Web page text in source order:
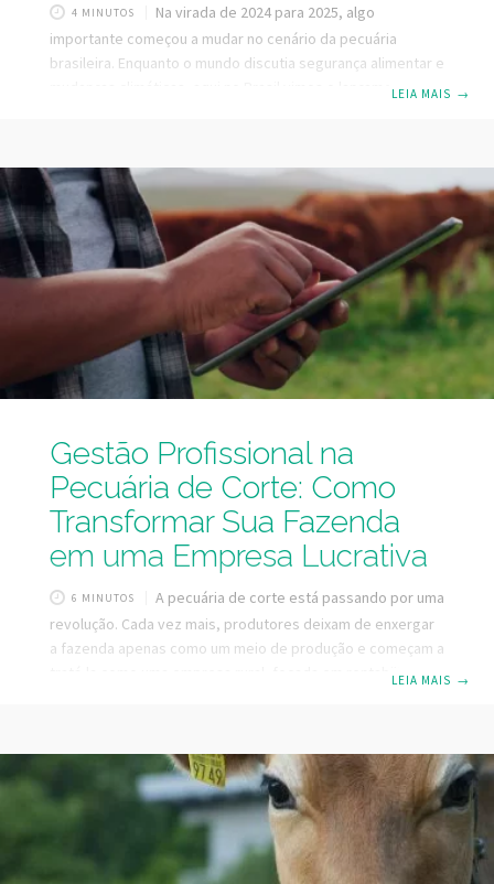
4 MINUTOS
Na virada de 2024 para 2025, algo
importante começou a mudar no cenário da pecuária
brasileira. Enquanto o mundo discutia segurança alimentar e
mudanças climáticas, aqui no Brasil vimos o lançamento de
como o Prof Jank, do Insper, apontaram: estamos entrando
na década da pecuária brasileira. Mais recentemente,
estamos acompanhando a Guerra Tarifária imposta pelas
medidas do novo
LEIA MAIS →
Gestão Profissional na
Pecuária de Corte: Como
Transformar Sua Fazenda
em uma Empresa Lucrativa
6 MINUTOS
A pecuária de corte está passando por uma
revolução. Cada vez mais, produtores deixam de enxergar
a fazenda apenas como um meio de produção e começam a
tratá-la como uma empresa rural, focada em rentabilidade
significa adotar processos estruturados, mensurar
resultados e tomar decisões com base em dados. Isso não
apenas melhora a previsibilidade financeira, mas
LEIA MAIS →